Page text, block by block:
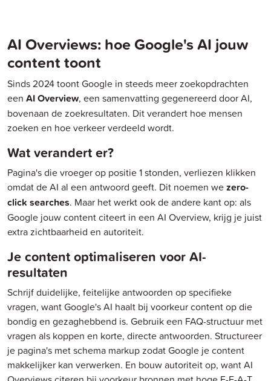
AI Overviews: hoe Google's AI jouw
content toont
Sinds 2024 toont Google in steeds meer zoekopdrachten
een AI Overview, een samenvatting gegenereerd door AI,
bovenaan de zoekresultaten. Dit verandert hoe mensen
zoeken en hoe verkeer verdeeld wordt.
Wat verandert er?
Pagina's die vroeger op positie 1 stonden, verliezen klikken
omdat de AI al een antwoord geeft. Dit noemen wezero-
click searches. Maar het werkt ook de andere kant op: als
Google jouw content citeert in een AI Overview, krijg je juist
extra zichtbaarheid en autoriteit.
Je content optimaliseren voor AI-
resultaten
Schrijf duidelijke, feitelijke antwoorden op specifieke
vragen, want Google's AI haalt bij voorkeur content op die
bondig en gezaghebbend is. Gebruik een FAQ-structuur met
vragen als koppen en korte, directe antwoorden. Structureer
je pagina's met schema markup zodat Google je content
makkelijker kan verwerken. En bouw autoriteit op, want AI